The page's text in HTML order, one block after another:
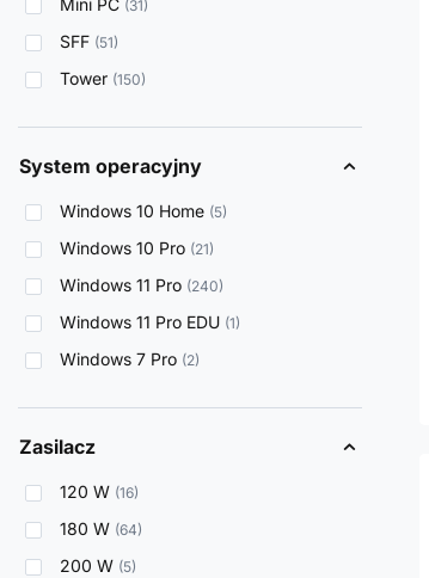
Mini PC 31
SFF 51
Tower 150
System operacyjny
Windows 10 Home 5
Windows 10 Pro 21
Windows 11 Pro 240
Windows 11 Pro EDU 1
Windows 7 Pro 2
Zasilacz
120 W 16
180 W 64
200 W 5